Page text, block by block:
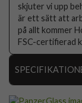
skjuter vi upp
är ett sätt att
på allt kommer
FSC-certifierad